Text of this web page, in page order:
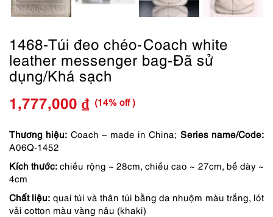
1468-Túi đeo chéo-Coach white
leather messenger bag-Đã sử
dụng/Khá sạch
Giá
gốc
2,090,000 ₫.
1,777,000 ₫
Giá
hiện
là:
1,777,000 ₫.
(14% off )
Thương hiệu: Coach – made in China; Series name/Code:
A06Q-1452
Kích thước: chiều rộng ~ 28cm, chiều cao ~ 27cm, bề dày ~
4cm
Chất liệu: quai túi và thân túi bằng da nhuộm màu trắng, lót
vải cotton màu vàng nâu (khaki)